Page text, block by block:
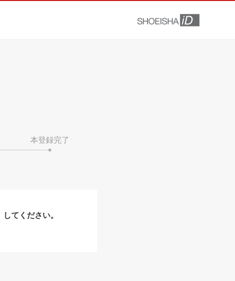
本登録完了
してください。